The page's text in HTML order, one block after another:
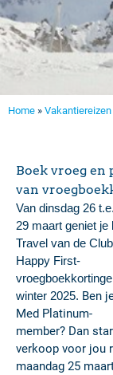
Home » Vakantiereizen
Boek vroeg en
van
Van dinsdag 26
29 maart geniet je
Travel van de
Happy First-
winter 2025. Ben
Med Platinum-
member? Dan
verkoop voor jou
maandag 25